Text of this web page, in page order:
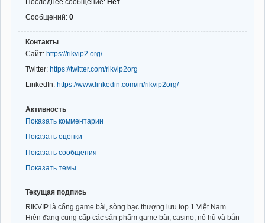
Последнее сообщение: Нет
Сообщений: 0
Контакты
Сайт: https://rikvip2.org/
Twitter: https://twitter.com/rikvip2org
LinkedIn: https://www.linkedin.com/in/rikvip2org/
Активность
Показать комментарии
Показать оценки
Показать сообщения
Показать темы
Текущая подпись
RIKVIP là cổng game bài, sòng bạc thượng lưu top 1 Việt Nam.
Hiện đang cung cấp các sản phẩm game bài, casino, nổ hũ và bắn